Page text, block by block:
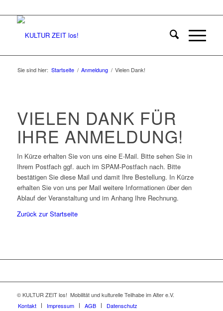
Sie sind hier: Startseite / Anmeldung / Vielen Dank!
VIELEN DANK FÜR
IHRE ANMELDUNG!
In Kürze erhalten Sie von uns eine E-Mail. Bitte sehen Sie in
Ihrem Postfach ggf. auch im SPAM-Postfach nach. Bitte
bestätigen Sie diese Mail und damit Ihre Bestellung. In Kürze
erhalten Sie von uns per Mail weitere Informationen über den
Ablauf der Veranstaltung und im Anhang Ihre Rechnung.
Zurück zur Startseite
© KULTUR ZEITlos! Mobilität und kulturelle Teilhabe im Alter e.V.
Kontakt
Impressum AGB Datenschutz